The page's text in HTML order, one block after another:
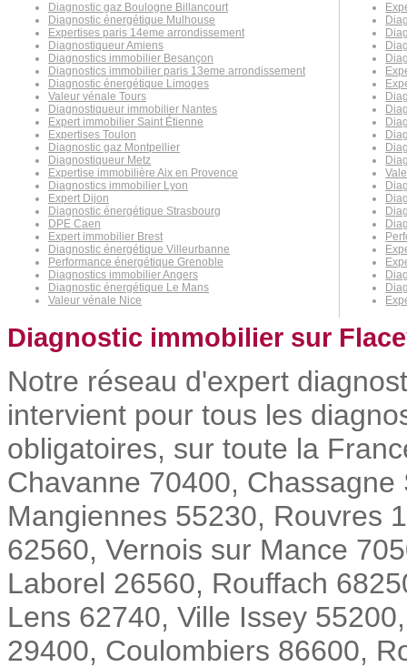
Diagnostic gaz Boulogne Billancourt
Diagnostic énergétique Mulhouse
Expertises paris 14eme arrondissement
Diagnostiqueur Amiens
Diagnostics immobilier Besançon
Diagnostics immobilier paris 13eme arrondissement
Diagnostic énergétique Limoges
Valeur vénale Tours
Diagnostiqueur immobilier Nantes
Expert immobilier Saint Étienne
Expertises Toulon
Diagnostic gaz Montpellier
Diagnostiqueur Metz
Expertise immobilière Aix en Provence
Diagnostics immobilier Lyon
Expert Dijon
Diagnostic énergétique Strasbourg
DPE Caen
Expert immobilier Brest
Diagnostic énergétique Villeurbanne
Performance énergétique Grenoble
Diagnostics immobilier Angers
Diagnostic énergétique Le Mans
Valeur vénale Nice
Diagnostic immobilier sur
Notre réseau d'expert
intervient pour tous les
obligatoires, sur toute la
Chavanne 70400,
Mangiennes 55230, Rouvres
62560, Vernois sur Mance
Laborel 26560, Rouffach
Lens 62740, Ville Issey
29400, Coulombiers 86600,